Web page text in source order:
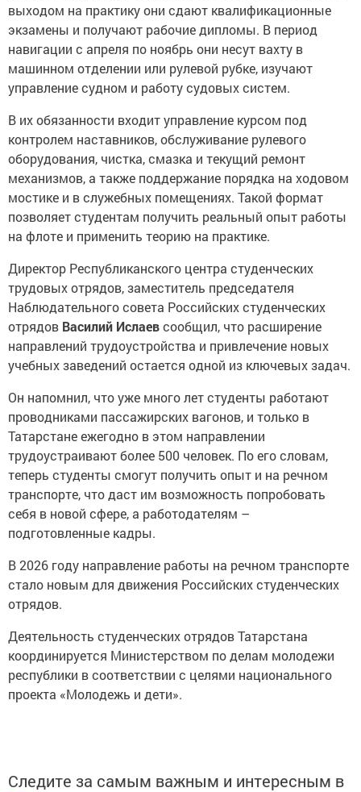
выходом на практику они сдают квалификационные
экзамены и получают рабочие дипломы. В период
навигации с апреля по ноябрь они несут вахту в
машинном отделении или рулевой рубке, изучают
управление судном и работу судовых систем.
В их обязанности входит управление курсом под
контролем наставников, обслуживание рулевого
оборудования, чистка, смазка и текущий ремонт
механизмов, а также поддержание порядка на ходовом
мостике и в служебных помещениях. Такой формат
позволяет студентам получить реальный опыт работы
на флоте и применить теорию на практике.
Директор Республиканского центра студенческих
трудовых отрядов, заместитель председателя
Наблюдательного совета Российских студенческих
отрядов Василий Ислаевсообщил, что расширение
направлений трудоустройства и привлечение новых
учебных заведений остается одной из ключевых задач.
Он напомнил, что уже много лет студенты работают
проводниками пассажирских вагонов, и только в
Татарстане ежегодно в этом направлении
трудоустраивают более 500 человек. По его словам,
теперь студенты смогут получить опыт и на речном
транспорте, что даст им возможность попробовать
себя в новой сфере, а работодателям –
подготовленные кадры.
В 2026 году направление работы на речном транспорте
стало новым для движения Российских студенческих
отрядов.
Деятельность студенческих отрядов Татарстана
координируется Министерством по делам молодежи
республики в соответствии с целями национального
проекта «Молодежь и дети».
Следите за самым важным и интересным в